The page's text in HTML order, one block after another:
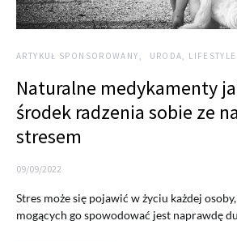
ARTYKUŁ SPONSOROWANY URODA, LIFESTYLE
Naturalne medykamenty
środek radzenia sobie ze
stresem
09/09/2022
Stres może się pojawić w życiu każdej
mogących go spowodować jest naprawdę